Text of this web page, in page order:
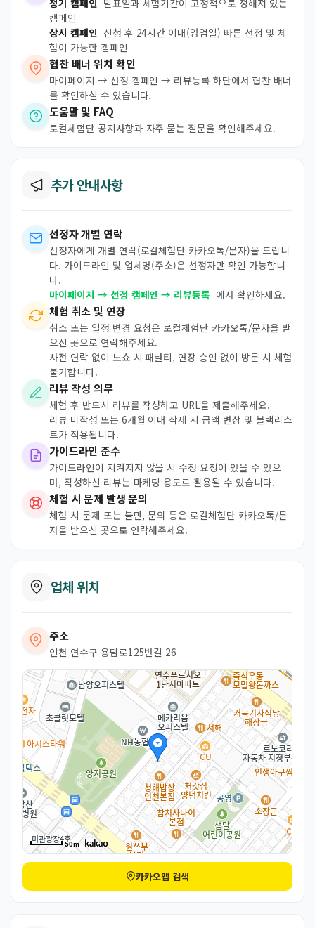
캠페인
상시 캠페인 신청 후 24시간 이내(영업일) 빠른 선정 및 체
험이 가능한 캠페인
협찬 배너 위치 확인
마이페이지 → 선정 캠페인 → 리뷰등록 하단에서 협찬 배너
를 확인하실 수 있습니다.
도움말 및 FAQ
로컬체험단 공지사항과 자주 묻는 질문을 확인해주세요.
추가 안내사항
선정자 개별 연락
선정자에게 개별 연락(로컬체험단 카카오톡/문자)을 드립니
다. 가이드라인 및 업체명(주소)은 선정자만 확인 가능합니
다.
마이페이지 → 선정 캠페인 → 리뷰등록 에서 확인하세요.
체험 취소 및 연장
취소 또는 일정 변경 요청은 로컬체험단 카카오톡/문자을 받
으신 곳으로 연락해주세요.
사전 연락 없이 노쇼 시 패널티, 연장 승인 없이 방문 시 체험
불가합니다.
리뷰 작성 의무
체험 후 반드시 리뷰를 작성하고 URL을 제출해주세요.
리뷰 미작성 또는 6개월 이내 삭제 시 금액 변상 및 블랙리스
트가 적용됩니다.
가이드라인 준수
가이드라인이 지켜지지 않을 시 수정 요청이 있을 수 있으
며, 작성하신 리뷰는 마케팅 용도로 활용될 수 있습니다.
체험 시 문제 발생 문의
체험 시 문제 또는 불만, 문의 등은 로컬체험단 카카오톡/문
자을 받으신 곳으로 연락해주세요.
업체 위치
주소
인천 연수구 용담로125번길 26
50m
카카오맵 검색